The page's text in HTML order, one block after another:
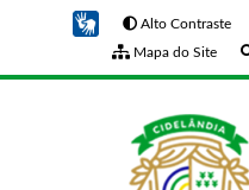
Alto Contraste
Mapa do Site